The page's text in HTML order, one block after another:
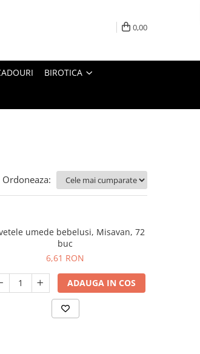
0,00
BIROTICA
Ordoneaza:
umede bebelusi, Misavan, 72
buc
6,61 RON
ADAUGA IN COS